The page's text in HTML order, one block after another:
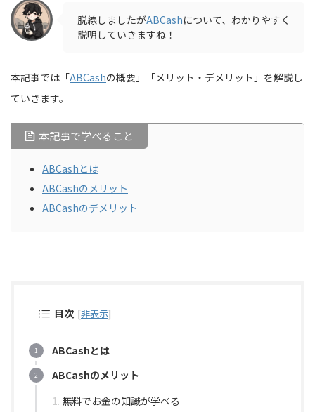
脱線しましたがABCashについて、わかりやすく
説明していきますね！
本記事では「ABCashの概要」「メリット・デメリット」を解説し
ていきます。
本記事で学べること
ABCashとは
ABCashのメリット
ABCashのデメリット
目次 [非表示]
ABCashとは
ABCashのメリット
無料でお金の知識が学べる